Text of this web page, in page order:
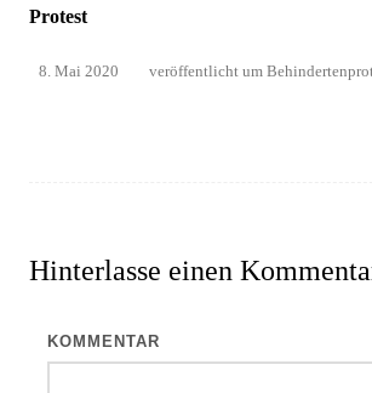
Protest
veröffentlicht
8. Mai 2020 um
Hinterlasse einen
KOMMENTAR